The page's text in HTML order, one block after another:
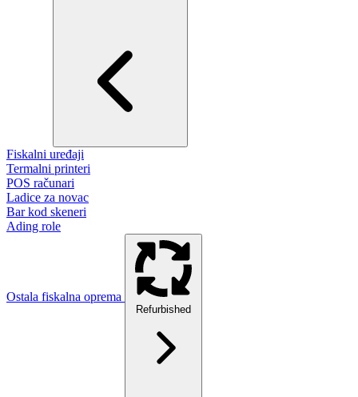
Fiskalni uređaji
Termalni printeri
POS računari
Ladice za novac
Bar kod skeneri
Ading role
Ostala fiskalna oprema
Refurbished